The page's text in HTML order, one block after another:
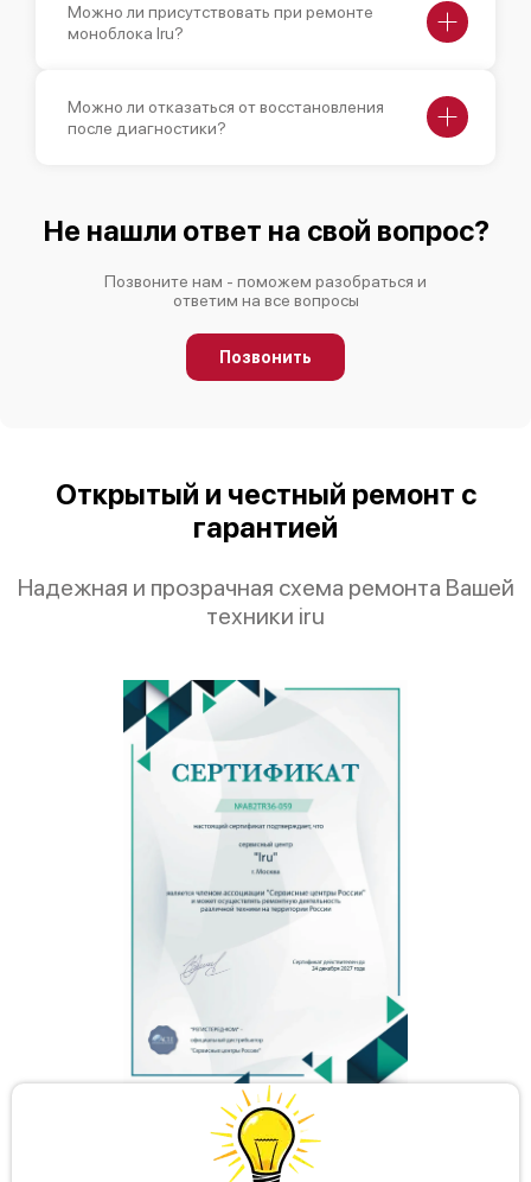
Можно ли присутствовать при ремонте
моноблока Iru?
Можно ли отказаться от восстановления
после диагностики?
Не нашли ответ на свой вопрос?
Позвоните нам - поможем разобраться и
ответим на все вопросы
Позвонить
Открытый и честный ремонт с
гарантией
Надежная и прозрачная схема ремонта Вашей
техники iru